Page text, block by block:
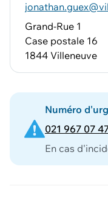
Grand-Rue 1
Case postale 16
1844 Villeneuve
Numéro
021 967 07
En cas